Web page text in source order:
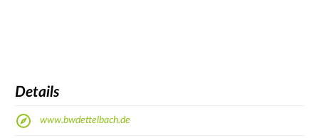
Details
www.bwdettelbach.de